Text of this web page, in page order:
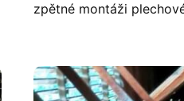
zpětné montáži